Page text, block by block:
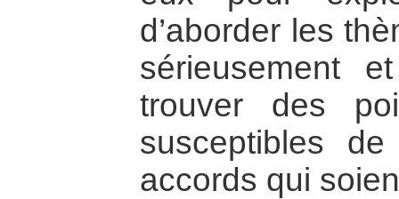
d’aborder les
sérieusement
trouver des
susceptibles
accords qui